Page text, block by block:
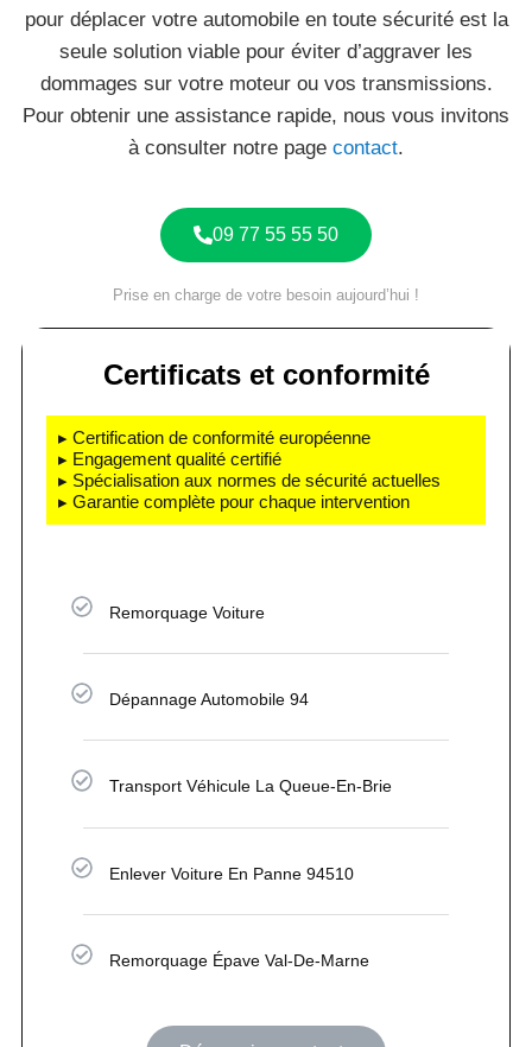
pour déplacer votre automobile en toute sécurité est la
seule solution viable pour éviter d’aggraver les
dommages sur votre moteur ou vos transmissions.
Pour obtenir une assistance rapide, nous vous invitons
à consulter notre page contact.
09 77 55 55 50
Prise en charge de votre besoin aujourd’hui !
Certificats et conformité
▸ Certification de conformité européenne
▸ Engagement qualité certifié
▸ Spécialisation aux normes de sécurité actuelles
▸ Garantie complète pour chaque intervention
Remorquage Voiture
Dépannage Automobile 94
Transport Véhicule La Queue-En-Brie
Enlever Voiture En Panne 94510
Remorquage Épave Val-De-Marne